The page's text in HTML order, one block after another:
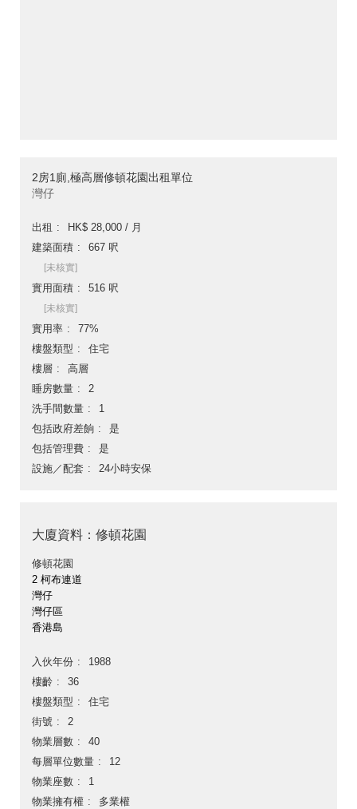
2房1廁,極高層修頓花園出租單位
灣仔
出租
HK$ 28,000 / 月
建築面積
667 呎
[未核實]
實用面積 516 呎
[未核實]
實用率
77%
樓盤類型
住宅
樓層
高層
睡房數量
2
洗手間數量
1
包括政府差餉
是
包括管理費
是
設施／配套
24小時安保
大廈資料：修頓花園
修頓花園
2 柯布連道
灣仔
灣仔區
香港島
入伙年份
1988
樓齡
36
樓盤類型
住宅
街號
2
物業層數
40
每層單位數量
12
物業座數
1
物業擁有權
多業權